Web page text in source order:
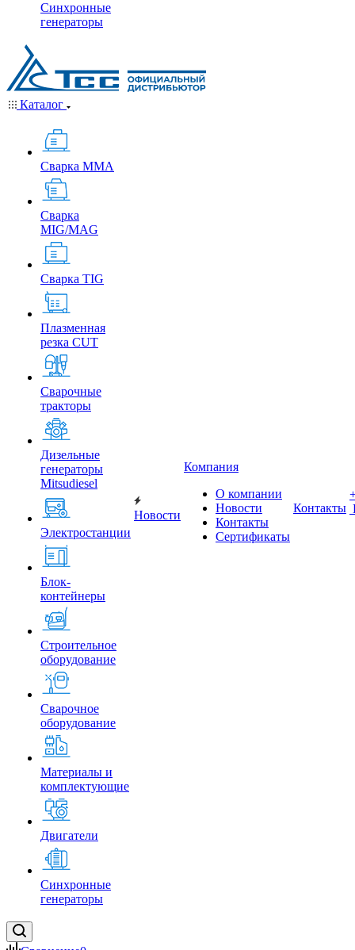
Синхронные
генераторы
Каталог
Сварка MMA
Сварка
MIG/MAG
Сварка TIG
Плазменная
резка CUT
Сварочные
тракторы
Дизельные
генераторы
Mitsudiesel
Электростанции
Блок-
контейнеры
Строительное
оборудование
Сварочное
оборудование
Материалы и
комплектующие
Двигатели
Синхронные
генераторы
Новости
Компания
О компании
Новости
Контакты
Сертификаты
Контакты